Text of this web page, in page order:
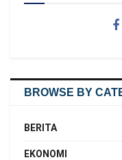
BROWSE BY
BERITA
EKONOMI